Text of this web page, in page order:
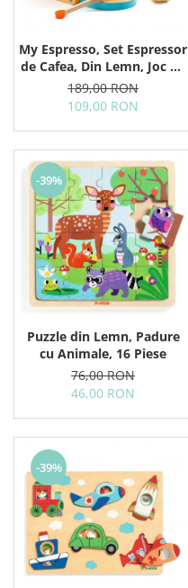
My Espresso, Set Espressor
de Cafea, Din Lemn, Joc de
Rol
189,00 RON
109,00 RON
-39%
Puzzle din Lemn, Padure
cu Animale, 16 Piese
76,00 RON
46,00 RON
-39%